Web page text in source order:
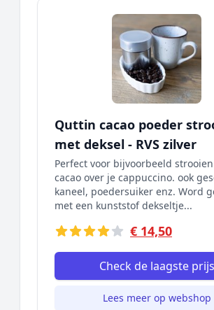
Quttin cacao poeder
met deksel - RVS zilver
Perfect voor bijvoorbeeld
cacao over je cappuccino. ook
kaneel, poedersuiker enz. Word
met een kunststof dekseltje...
€ 14,50
Check de laagste prijs
Lees meer op webshop